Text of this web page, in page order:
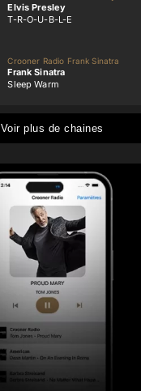
Elvis Presley
T-R-O-U-B-L-E
Crooner Radio Frank Sinatra
Frank Sinatra
Sleep Warm
Voir plus de chaines